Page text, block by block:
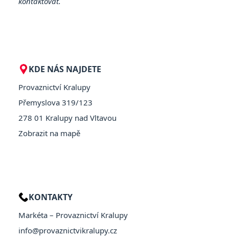
KDE NÁS NAJDETE
Provaznictví Kralupy
Přemyslova 319/123
278 01 Kralupy nad Vltavou
Zobrazit na mapě
KONTAKTY
Markéta – Provaznictví Kralupy
info@provaznictvikralupy.cz